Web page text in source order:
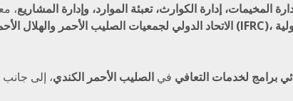
المخيمات، إدارة الكوارث، تعبئة الموارد، وإدارة المشاريع،
برامج لخدمات التعافي في الصليب الأحمر الكندي، إلى جانب